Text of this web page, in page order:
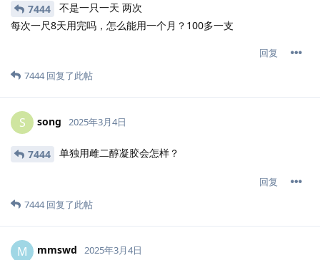
7444
不是一只一天 两次
每次一尺8天用完吗，怎么能用一个月？100多一支
回复
7444回复了此帖
S song 2025年3月4日
7444 单独用雌二醇凝胶会怎样？
回复
7444回复了此帖
M mmswd 2025年3月4日